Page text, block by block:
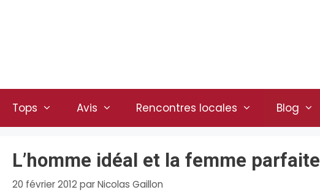
Tops Avis Rencontres locales Blog
L’homme idéal et la femme parfaite
20 février 2012 parNicolas Gaillon